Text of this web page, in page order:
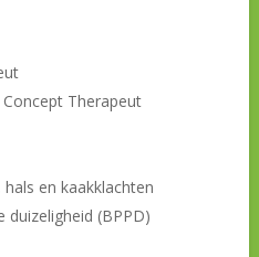
Therapeut
en kaakklachten
duizeligheid (BPPD)